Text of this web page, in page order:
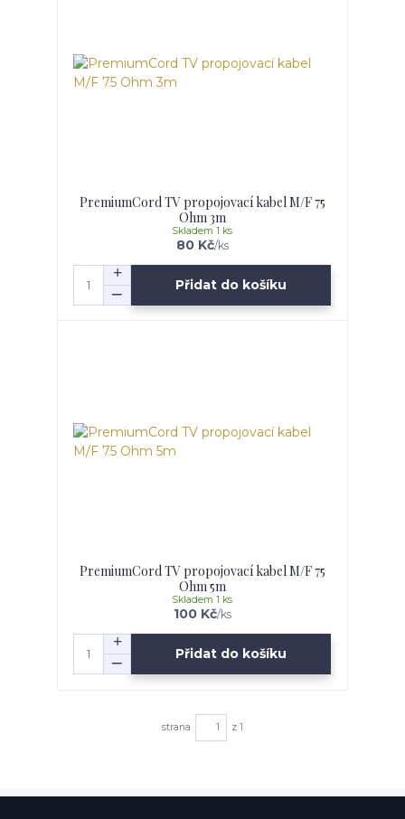
PremiumCord TV propojovací kabel M/F 75
Ohm 3m
80 Kč/ks
Skladem 1 ks
Přidat do košíku
PremiumCord TV propojovací kabel M/F 75
Ohm 5m
100 Kč/ks
Skladem 1 ks
Přidat do košíku
strana z 1